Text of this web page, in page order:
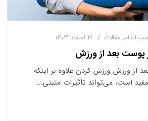
اﻧﺪام, ﻣﻘﺎﻻت 21 اسفند 1403
پوست بعد از ورزش
از ورزش ورزش کردن علاوه بر اینکه
است، می‌تواند تأثیرات مثبتی...